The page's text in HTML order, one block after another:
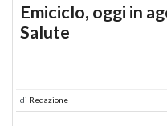
Emiciclo, oggi in
Salute
di Redazione